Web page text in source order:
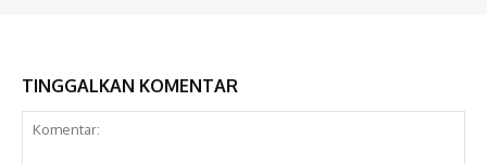
TINGGALKAN KOMENTAR